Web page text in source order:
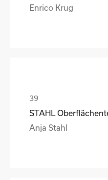
Enrico Krug
STAHL
Anja Stahl